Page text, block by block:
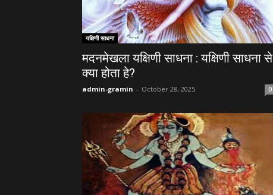
यक्षिणी साधना
मदनमेखला यक्षिणी साधना : यक्षिणी साधना से
क्या होता हे?
admin-gramin - October 28, 2025 0